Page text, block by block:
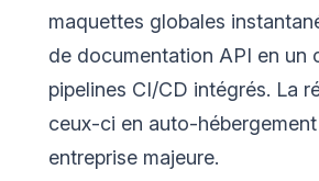
maquettes globales
de documentation API en un
pipelines CI/CD intégrés. La
ceux-ci en auto-
entreprise majeure.